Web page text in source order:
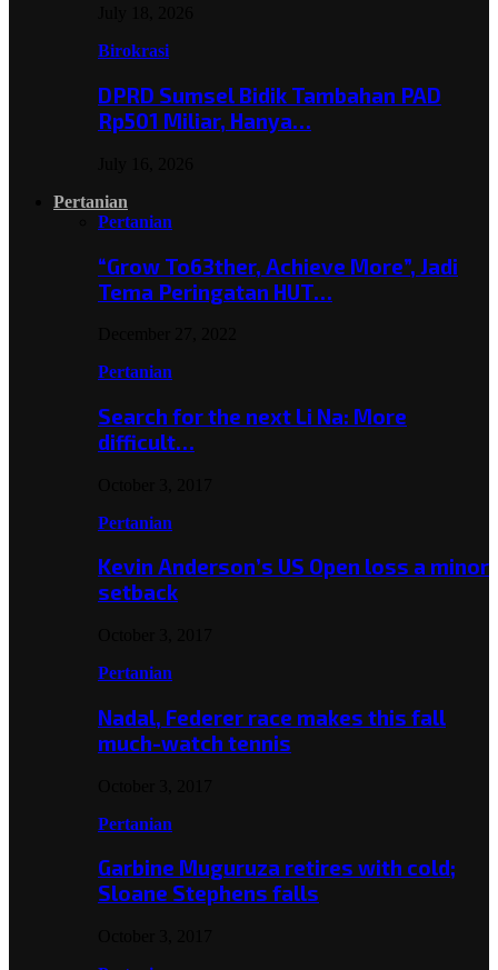
Birokrasi
DPRD Sumsel Bidik Tambahan PAD
Rp501 Miliar, Hanya…
Pertanian
Pertanian
“Grow To63ther, Achieve More”, Jadi
Tema Peringatan HUT…
Pertanian
Search for the next Li Na: More
difficult…
Pertanian
Kevin Anderson’s US Open loss a minor
setback
Pertanian
Nadal, Federer race makes this fall
much-watch tennis
Pertanian
Garbine Muguruza retires with cold;
Sloane Stephens falls